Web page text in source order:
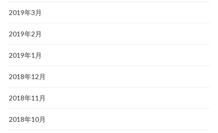
2019年3月
2019年2月
2019年1月
2018年12月
2018年11月
2018年10月